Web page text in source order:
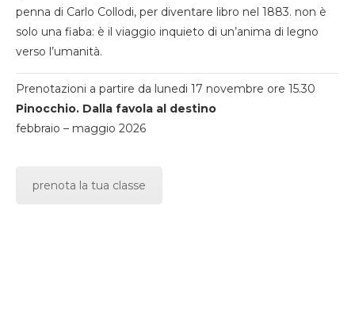
penna di Carlo Collodi, per diventare libro nel 1883. non è
solo una fiaba: è il viaggio inquieto di un’anima di legno
verso l’umanità.
Prenotazioni a partire da lunedi 17 novembre ore 15.30
Pinocchio. Dalla favola al destino
febbraio – maggio 2026
prenota la tua classe